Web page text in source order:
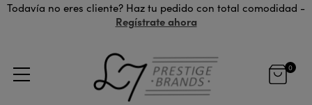
Todavía no eres cliente? Haz tu pedido con total comodidad -
Regístrate ahora
0